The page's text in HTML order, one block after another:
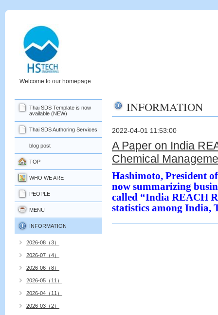
Welcome to our homepage
INFORMATION
2022-04-01 11:53:00
A Paper on India
Chemical
Hashimoto, President
now summarizing
called “India REACH
statistics among India,
Thai SDS Template is now
available (NEW)
Thai SDS Authoring Services
blog post
TOP
WHO WE ARE
PEOPLE
MENU
INFORMATION
2026-08（3）
2026-07（4）
2026-06（8）
2026-05（11）
2026-04（11）
2026-03（2）